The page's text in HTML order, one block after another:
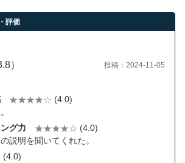
評価
） 投稿：2024-11-05
(4.0)
ング力
(4.0)
説明を聞いてくれた。
(4.0)